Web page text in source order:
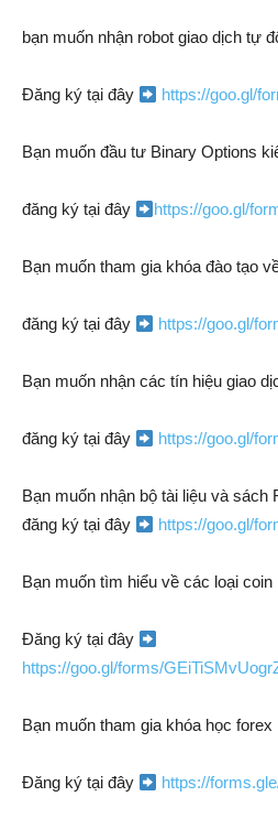
bạn muốn nhận robot giao dịch tự
Đăng ký tại đây https://goo.gl/
Bạn muốn đầu tư Binary Options
đăng ký tại đây https://goo.gl/
Bạn muốn tham gia khóa đào tạo
đăng ký tại đây https://goo.gl/
Bạn muốn nhận các tín hiệu giao
đăng ký tại đây https://goo.gl/
Bạn muốn nhận bộ tài liệu và sách
đăng ký tại đây
https://goo.gl/
Bạn muốn tìm hiểu về các loại coin
Đăng ký tại đây
https://goo.gl/forms/
Bạn muốn tham gia khóa học
Đăng ký tại đây https://